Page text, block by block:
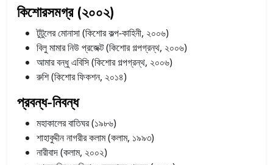
কিশোরসমগ্র (২০০২)
টুটুলের মোনাসা (কিশোর কল্প-কাহিনী, ২০০৬)
বিলু মামার নিউ প্রজেক্ট (কিশোর গল্পগ্রন্থ, ২০০৬)
আমার বন্ধু এবিসি (কিশোর গল্পগ্রন্থ, ২০০৬)
রুশি (কিশোর ফিকশন, ২০১৪)
প্রবন্ধ-নিবন্ধ
মহাকালের বাতিঘর (১৯৮৬)
শাহাবুদ্দীন নাগরীর কলাম (কলাম, ১৯৯৩)
নারীবাদ (কলাম, ২০০২)